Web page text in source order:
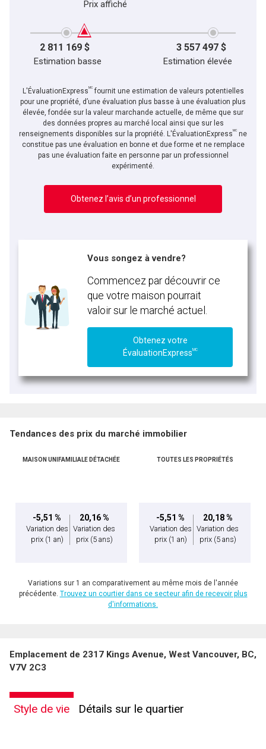
Prix affiché
2 811 169 $ 3 557 497 $
Estimation basse Estimation élevée
L'ÉvaluationExpressMCfournit une estimation de valeurs potentielles
pour une propriété, d’une évaluation plus basse à une évaluation plus
élevée, fondée sur la valeur marchande actuelle, de même que sur
des données propres au marché local ainsi que sur les
renseignements disponibles sur la propriété. L'ÉvaluationExpressMC ne
constitue pas une évaluation en bonne et due forme et ne remplace
pas une évaluation faite en personne par un professionnel
expérimenté.
Obtenez l’avis d’un professionnel
Vous songez à vendre?
Commencez par découvrir ce
que votre maison pourrait
valoir sur le marché actuel.
Obtenez votre
ÉvaluationExpressMC
Tendances des prix du marché immobilier
MAISON UNIFAMILIALE DÉTACHÉE
-5,51 %
Variation des
prix (1 an)
20,16 %
Variation des
prix (5 ans)
TOUTES LES PROPRIÉTÉS
-5,51 %
Variation des
prix (1 an)
20,18 %
Variation des
prix (5 ans)
Variations sur 1 an comparativement au même mois de l'année
précédente. Trouvez un courtier dans ce secteur afin de recevoir plus
d'informations.
Emplacement de 2317 Kings Avenue, West Vancouver, BC,
V7V 2C3
Style de vie Détails sur le quartier